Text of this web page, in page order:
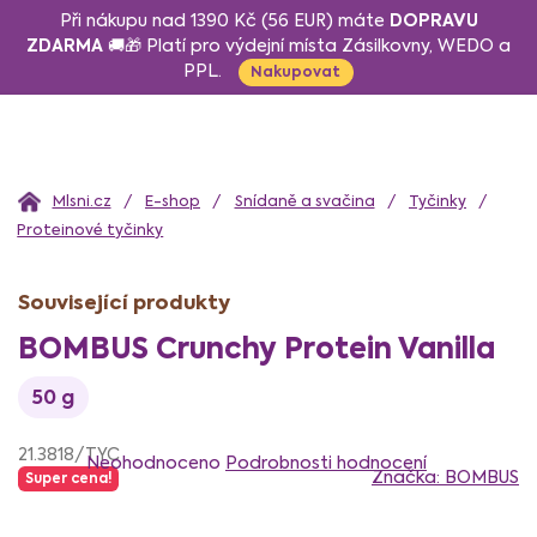
Při nákupu nad 1390 Kč (56 EUR) máte DOPRAVU
ZDARMA 🚚🎁 Platí pro výdejní místa Zásilkovny, WEDO a
PPL.
Nakupovat
Domů E-shop Snídaně a svačina
Tyčinky
Proteinové tyčinky
BOMBUS Crunchy Protein Vanilla
50 g
21.3818/TYC
Super cena!
hodnocení
produktu
Neohodnoceno Podrobnosti hodnocení
Značka: BOMBUS
Související produkty